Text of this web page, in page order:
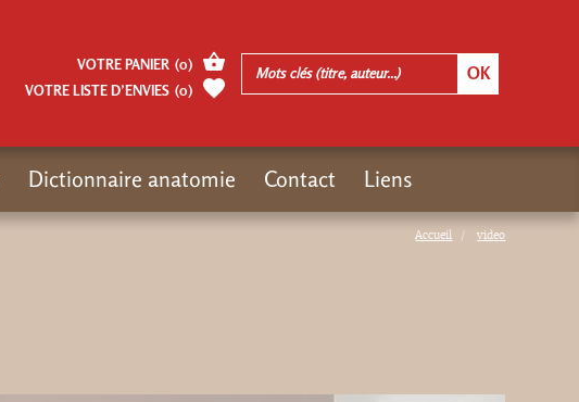
Accueil video
VOTRE PANIER (0)
VOTRE LISTE D’ENVIES (0)
Dictionnaire anatomie Contact Liens